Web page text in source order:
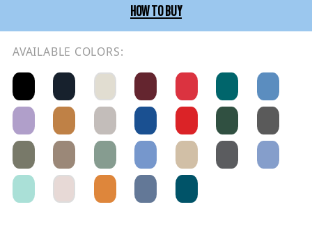
HOW TO BUY
AVAILABLE COLORS: